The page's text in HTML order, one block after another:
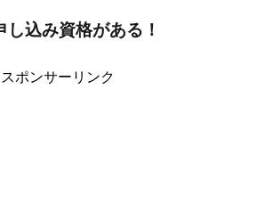
し込み資格がある！
スポンサーリンク